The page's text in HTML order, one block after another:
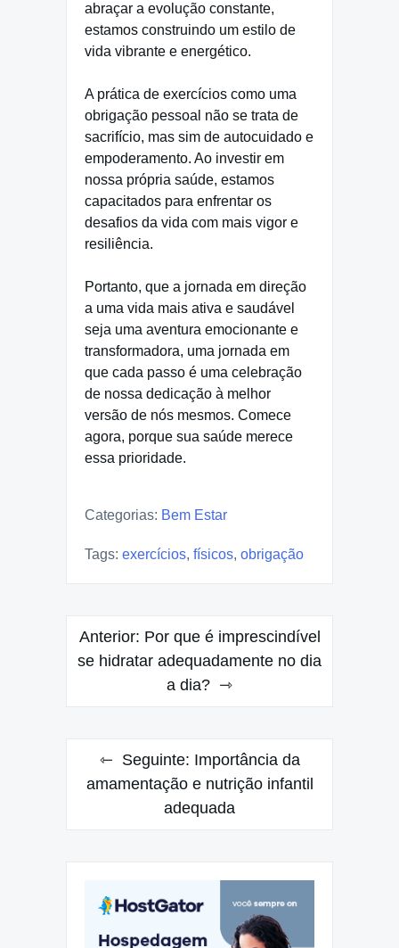
abraçar a evolução constante,
estamos construindo um estilo de
vida vibrante e energético.
A prática de exercícios como uma
obrigação pessoal não se trata de
sacrifício, mas sim de autocuidado e
empoderamento. Ao investir em
nossa própria saúde, estamos
capacitados para enfrentar os
desafios da vida com mais vigor e
resiliência.
Portanto, que a jornada em direção
a uma vida mais ativa e saudável
seja uma aventura emocionante e
transformadora, uma jornada em
que cada passo é uma celebração
de nossa dedicação à melhor
versão de nós mesmos. Comece
agora, porque sua saúde merece
essa prioridade.
Categorias: Bem Estar
Tags: exercícios, físicos, obrigação
Navegação
de
Anterior: Por que é imprescindível
se hidratar adequadamente no dia
a dia?
Seguinte: Importância da
amamentação e nutrição infantil
adequada